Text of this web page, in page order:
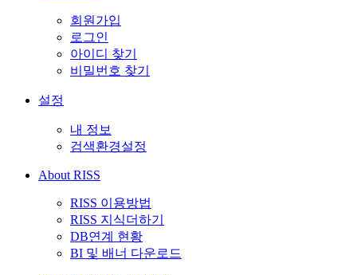
회원가입
로그인
아이디 찾기
비밀번호 찾기
설정
내 정보
검색환경설정
About RISS
RISS 이용방법
RISS 지식더하기
DB연계 현황
BI 및 배너 다운로드